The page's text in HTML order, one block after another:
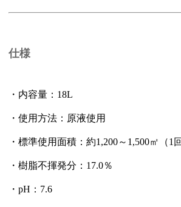
仕様
・内容量：18L
・使用方法：原液使用
・標準使用面積：約1,200～1,500㎡（1
・樹脂不揮発分：17.0％
・pH：7.6